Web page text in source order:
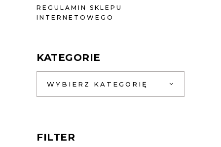
REGULAMIN SKLEPU
INTERNETOWEGO
KATEGORIE
WYBIERZ KATEGORIĘ
FILTER